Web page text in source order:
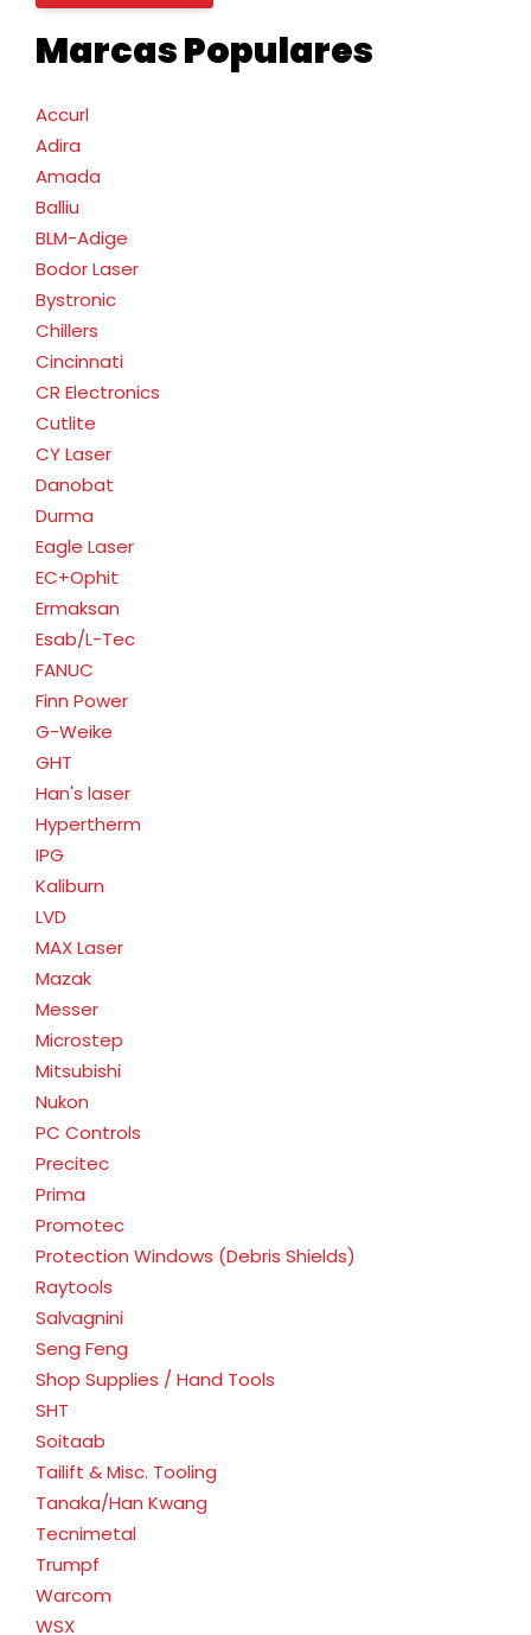
Marcas Populares
Accurl
Adira
Amada
Balliu
BLM-Adige
Bodor Laser
Bystronic
Chillers
Cincinnati
CR Electronics
Cutlite
CY Laser
Danobat
Durma
Eagle Laser
EC+Ophit
Ermaksan
Esab/L-Tec
FANUC
Finn Power
G-Weike
GHT
Han's laser
Hypertherm
IPG
Kaliburn
LVD
MAX Laser
Mazak
Messer
Microstep
Mitsubishi
Nukon
PC Controls
Precitec
Prima
Promotec
Protection Windows (Debris Shields)
Raytools
Salvagnini
Seng Feng
Shop Supplies / Hand Tools
SHT
Soitaab
Tailift & Misc. Tooling
Tanaka/Han Kwang
Tecnimetal
Trumpf
Warcom
WSX